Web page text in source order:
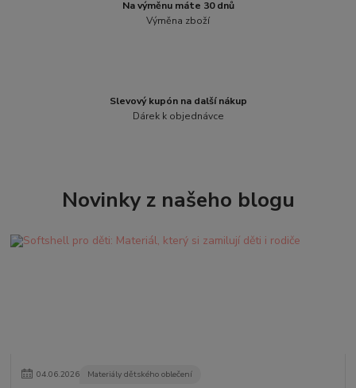
Na výměnu máte 30 dnů
Výměna zboží
Slevový kupón na další nákup
Dárek k objednávce
Novinky z našeho blogu
04.06.2026 Materiály dětského oblečení